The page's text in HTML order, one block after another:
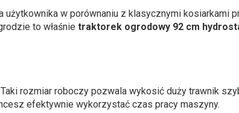
w porównaniu z klasycznymi kosiarkami
to właśnie traktorek ogrodowy 92 cm
rozmiar roboczy pozwala wykosić duży trawnik
efektywnie wykorzystać czas pracy maszyny.